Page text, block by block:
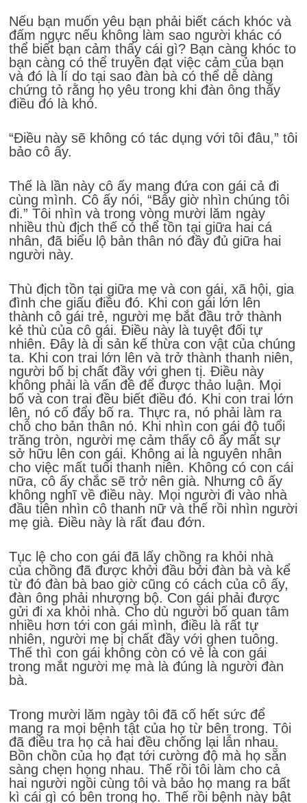
Nếu bạn muốn yêu bạn phải biết cách khóc và
đấm ngực nếu không làm sao người khác có
thể biết bạn cảm thấy cái gì? Bạn càng khóc to
bạn càng có thể truyền đạt việc cảm của bạn
và đó là lí do tại sao đàn bà có thể dễ dàng
chứng tỏ rằng họ yêu trong khi đàn ông thấy
điều đó là khó.
“Điều này sẽ không có tác dụng với tôi đâu,” tôi
bảo cô ấy.
Thế là lần này cô ấy mang đứa con gái cả đi
cùng mình. Cô ấy nói, “Bây giờ nhìn chúng tôi
đi.” Tôi nhìn và trong vòng mười lăm ngày
nhiều thù địch thế có thể tồn tại giữa hai cá
nhân, đã biểu lộ bản thân nó đầy đủ giữa hai
người này.
Thù địch tồn tại giữa mẹ và con gái, xã hội, gia
đình che giấu điều đó. Khi con gái lớn lên
thành cô gái trẻ, người mẹ bắt đầu trở thành
kẻ thù của cô gái. Điều này là tuyệt đối tự
nhiên. Đây là di sản kế thừa con vật của chúng
ta. Khi con trai lớn lên và trở thành thanh niên,
người bố bị chất đầy với ghen tị. Điều này
không phải là vấn đề để được thảo luận. Mọi
bố và con trai đều biết điều đó. Khi con trai lớn
lên, nó cố đẩy bố ra. Thực ra, nó phải làm ra
chỗ cho bản thân nó. Khi nhìn con gái độ tuổi
trăng tròn, người mẹ cảm thấy cô ấy mất sự
sở hữu lên con gái. Không ai là nguyên nhân
cho việc mất tuổi thanh niên. Không có con cái
nữa, cô ấy chắc sẽ trở nên già. Nhưng cô ấy
không nghĩ về điều này. Mọi người đi vào nhà
đầu tiên nhìn cô thanh nữ và thế rồi nhìn người
mẹ già. Điều này là rất đau đớn.
Tục lệ cho con gái đã lấy chồng ra khỏi nhà
của chồng đã được khởi đầu bởi đàn bà và kể
từ đó đàn bà bao giờ cũng có cách của cô ấy,
đàn ông phải nhượng bộ. Con gái phải được
gửi đi xa khỏi nhà. Cho dù người bố quan tâm
nhiều hơn tới con gái mình, điều là rất tự
nhiên, người mẹ bị chất đầy với ghen tuông.
Thế thì con gái không còn có vẻ là con gái
trong mắt người mẹ mà là đúng là người đàn
bà.
Trong mười lăm ngày tôi đã cố hết sức để
mang ra mọi bệnh tật của họ từ bên trong. Tôi
đã điều tra họ cả hai đều chống lại lẫn nhau.
Bồn chồn của họ đạt tới cường độ mà họ sẵn
sàng chẹn họng nhau. Thế rồi tôi làm cho cả
hai người ngồi cùng tôi và bảo họ mang ra bất
kì cái gì có bên trong họ. Thế rồi bệnh này bật